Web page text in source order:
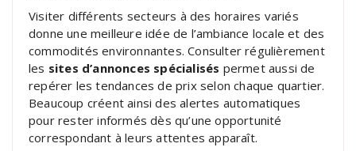
Visiter différents secteurs à des horaires variés
donne une meilleure idée de l’ambiance locale et des
commodités environnantes. Consulter régulièrement
les sites d’annonces spécialisés permet aussi de
repérer les tendances de prix selon chaque quartier.
Beaucoup créent ainsi des alertes automatiques
pour rester informés dès qu’une opportunité
correspondant à leurs attentes apparaît.